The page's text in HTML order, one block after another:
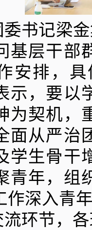
委书记梁
基层干部
安排，
示，要以
为契机，
面从严
学生骨干
青年，组
作深入青
环节，